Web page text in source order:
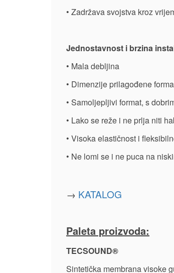
• Zadržava svojstva kroz
Jednostavnost i brzina
• Mala debljina
• Dimenzije prilagođene
• Samoljepljivi format, s
• Lako se reže i ne prlja niti
• Visoka elastičnost i
• Ne lomi se i ne puca na
→ KATALOG
Paleta proizvoda:
TECSOUND®
Sintetička membrana visoke